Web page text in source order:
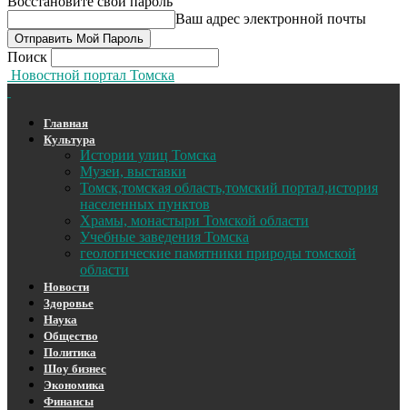
Ваш адрес электронной почты
Поиск
Новостной портал Томска
Главная
Культура
Истории улиц Томска
Музеи, выставки
Томск,томская область,томский портал,история
населенных пунктов
Храмы, монастыри Томской области
Учебные заведения Томска
геологические памятники природы томской
области
Новости
Здоровье
Наука
Общество
Политика
Шоу бизнес
Экономика
Финансы